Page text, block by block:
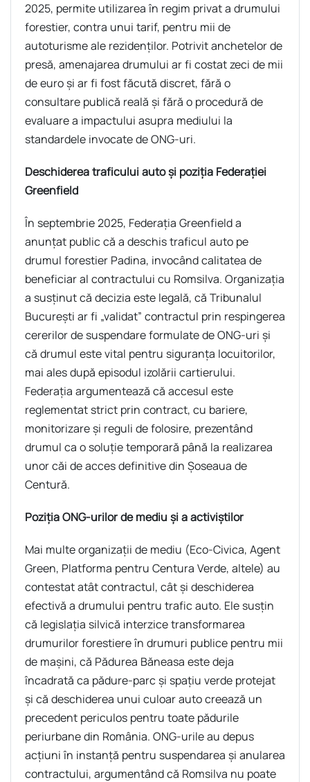
2025, permite utilizarea în regim privat a drumului
forestier, contra unui tarif, pentru mii de
autoturisme ale rezidenților. Potrivit anchetelor de
presă, amenajarea drumului ar fi costat zeci de mii
de euro și ar fi fost făcută discret, fără o
consultare publică reală și fără o procedură de
evaluare a impactului asupra mediului la
standardele invocate de ONG-uri.
Deschiderea traficului auto și poziția Federației
Greenfield
În septembrie 2025, Federația Greenfield a
anunțat public că a deschis traficul auto pe
drumul forestier Padina, invocând calitatea de
beneficiar al contractului cu Romsilva. Organizația
a susținut că decizia este legală, că Tribunalul
București ar fi „validat” contractul prin respingerea
cererilor de suspendare formulate de ONG-uri și
că drumul este vital pentru siguranța locuitorilor,
mai ales după episodul izolării cartierului.
Federația argumentează că accesul este
reglementat strict prin contract, cu bariere,
monitorizare și reguli de folosire, prezentând
drumul ca o soluție temporară până la realizarea
unor căi de acces definitive din Șoseaua de
Centură.
Poziția ONG-urilor de mediu și a activiștilor
Mai multe organizații de mediu (Eco-Civica, Agent
Green, Platforma pentru Centura Verde, altele) au
contestat atât contractul, cât și deschiderea
efectivă a drumului pentru trafic auto. Ele susțin
că legislația silvică interzice transformarea
drumurilor forestiere în drumuri publice pentru mii
de mașini, că Pădurea Băneasa este deja
încadrată ca pădure-parc și spațiu verde protejat
și că deschiderea unui culoar auto creează un
precedent periculos pentru toate pădurile
periurbane din România. ONG-urile au depus
acțiuni în instanță pentru suspendarea și anularea
contractului, argumentând că Romsilva nu poate